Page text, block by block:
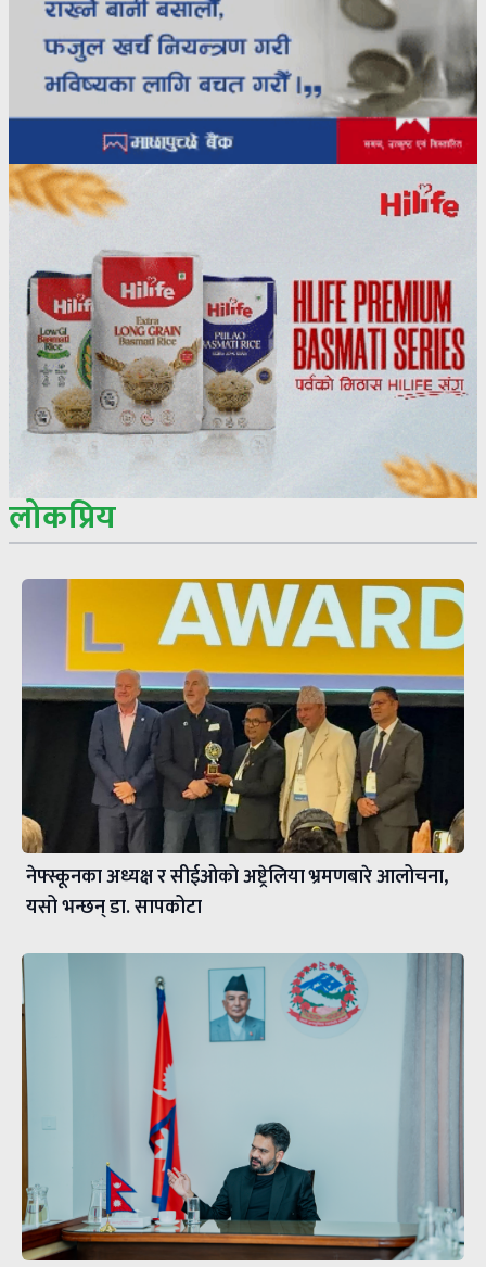
लोकप्रिय
नेफ्स्कूनका अध्यक्ष र सीईओको अष्ट्रेलिया भ्रमणबारे आलोचना,
यसो भन्छन् डा‍. सापकोटा